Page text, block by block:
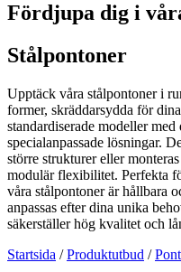
Fördjupa dig i
Stålpontoner
Upptäck våra stålpontoner i
former, skräddarsydda för
standardiserade modeller
specialanpassade lösningar.
större strukturer eller
modulär flexibilitet. Perfekta
våra stålpontoner är hållbara
anpassas efter dina unika
säkerställer hög kvalitet och
Startsida /Produktutbud /